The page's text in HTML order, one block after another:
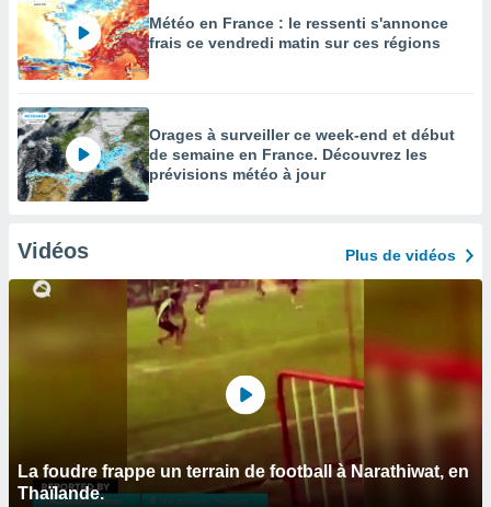
Météo en France : le ressenti s'annonce
frais ce vendredi matin sur ces régions
Orages à surveiller ce week-end et début
de semaine en France. Découvrez les
prévisions météo à jour
Vidéos Plus de vidéos
La foudre frappe un terrain de football à Narathiwat, en
Thaïlande.